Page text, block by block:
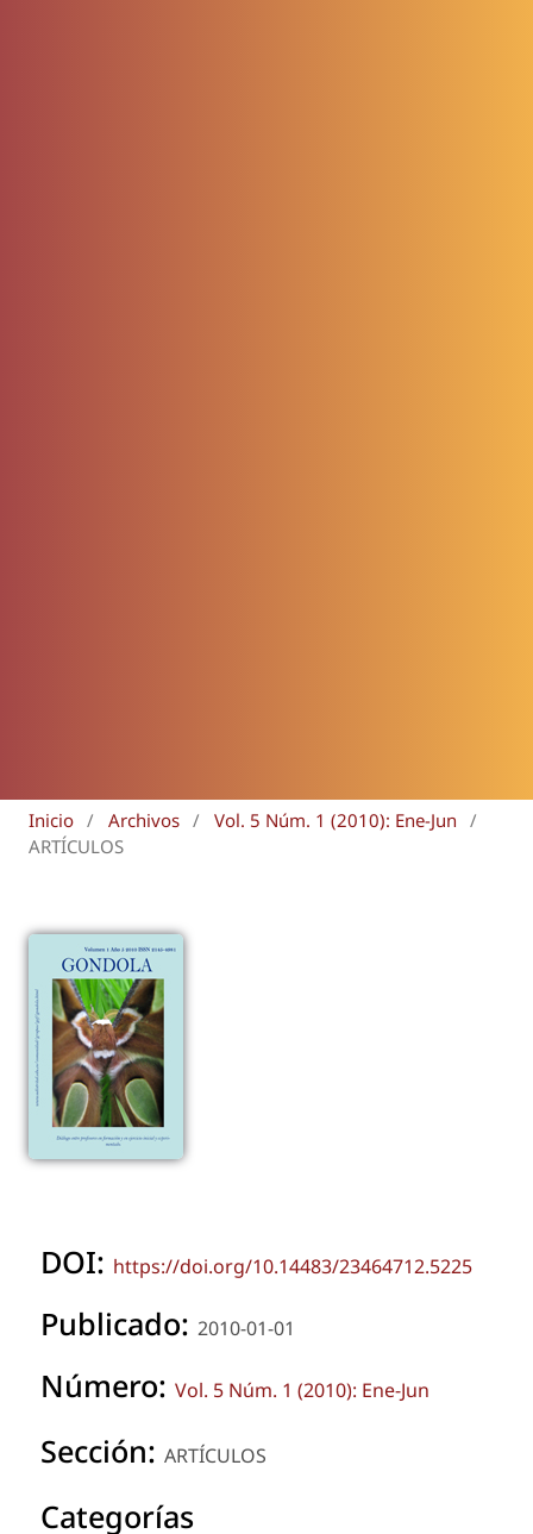
Inicio / Archivos / Vol. 5 Núm. 1 (2010): Ene-Jun
/
ARTÍCULOS
DOI: https://doi.org/10.14483/23464712.5225
Publicado: 2010-01-01
Número: Vol. 5 Núm. 1 (2010): Ene-Jun
Sección: ARTÍCULOS
Categorías